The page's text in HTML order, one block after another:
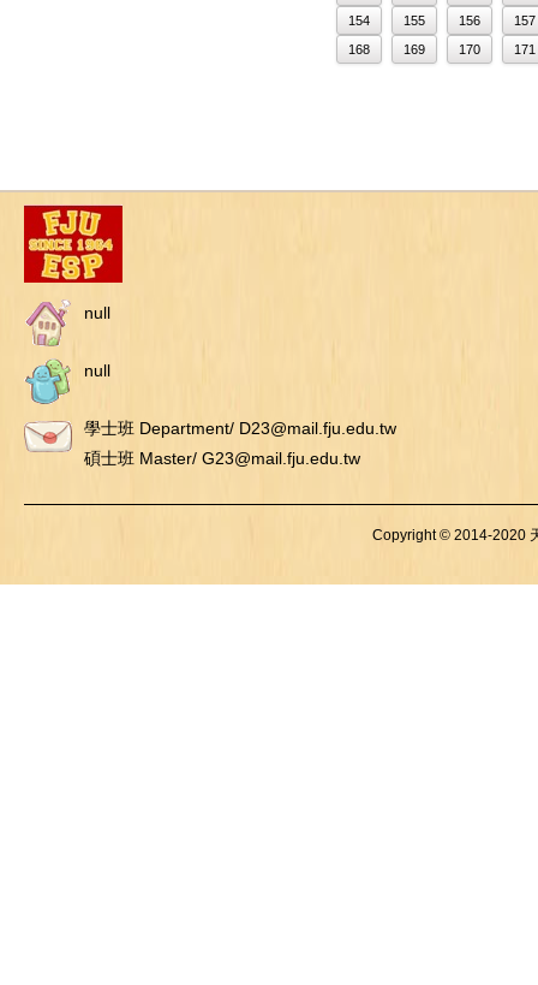
154
155 156
157
168
169 170 171
null
null
學士班 Department/ D23@mail.fju.edu.tw
碩士班 Master/ G23@mail.fju.edu.tw
Copyright © 2014-2020